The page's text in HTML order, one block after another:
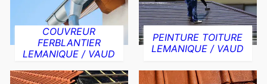
COUVREUR
FERBLANTIER
LEMANIQUE / VAUD
PEINTURE TOITURE
LEMANIQUE / VAUD